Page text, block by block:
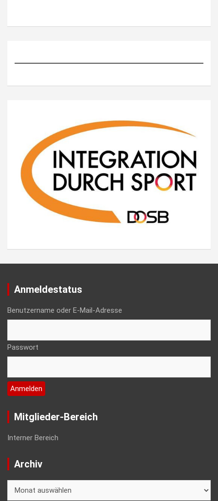
Anmeldestatus
Benutzername oder E-Mail-Adresse
Passwort
Mitglieder-Bereich
Interner Bereich
Archiv